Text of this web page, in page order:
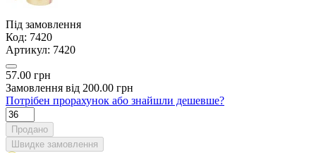
Під замовлення
Код: 7420
Артикул: 7420
57.00 грн
Замовлення від 200.00 грн
Потрібен прорахунок або знайшли дешевше?
Продано
Швидке замовлення